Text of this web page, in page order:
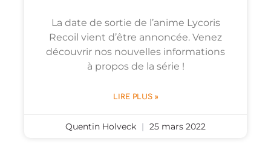
La date de sortie de l’anime Lycoris
Recoil vient d’être annoncée. Venez
découvrir nos nouvelles informations
à propos de la série !
LIRE PLUS »
Quentin Holveck 25 mars 2022